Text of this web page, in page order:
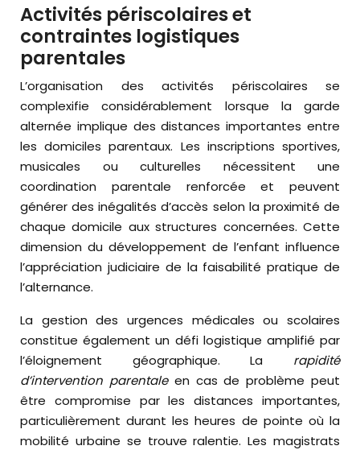
Activités périscolaires et
contraintes logistiques
parentales
L’organisation des activités périscolaires se
complexifie considérablement lorsque la garde
alternée implique des distances importantes entre
les domiciles parentaux. Les inscriptions sportives,
musicales ou culturelles nécessitent une
coordination parentale renforcée et peuvent
générer des inégalités d’accès selon la proximité de
chaque domicile aux structures concernées. Cette
dimension du développement de l’enfant influence
l’appréciation judiciaire de la faisabilité pratique de
l’alternance.
La gestion des urgences médicales ou scolaires
constitue également un défi logistique amplifié par
l’éloignement géographique. La rapidité
d’intervention parentale en cas de problème peut
être compromise par les distances importantes,
particulièrement durant les heures de pointe où la
mobilité urbaine se trouve ralentie. Les magistrats